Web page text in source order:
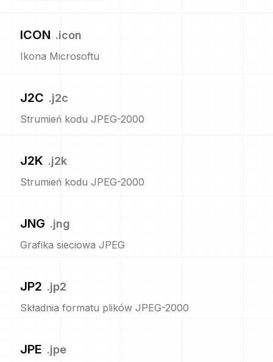
ICON .icon
Ikona Microsoftu
J2C .j2c
Strumień kodu JPEG-2000
J2K .j2k
Strumień kodu JPEG-2000
JNG .jng
Grafika sieciowa JPEG
JP2 .jp2
Składnia formatu plików JPEG-2000
JPE .jpe